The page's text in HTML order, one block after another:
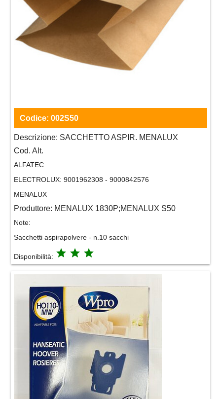
Codice: 002S50
Descrizione: SACCHETTO ASPIR. MENALUX
Cod. Alt.
ALFATEC
ELECTROLUX: 9001962308 - 9000842576
MENALUX
Produttore: MENALUX 1830P;MENALUX S50
Note:
Sacchetti aspirapolvere - n.10 sacchi
Disponibilità: grade grade grade